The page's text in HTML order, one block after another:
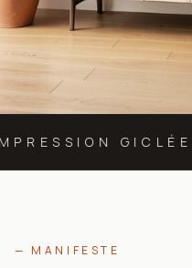
GICLÉE
— MANIFESTE